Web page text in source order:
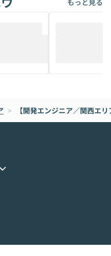
ません。
なぜClau
ただきま
ローが完
ービス
など、実
届けしま
方など、
ます。
たいけ
ベントで
ているAIを選ぶこ
それぞれの本当
は、LLMのフル
ント構築の最前
> 【開発エンジニア／関西エ